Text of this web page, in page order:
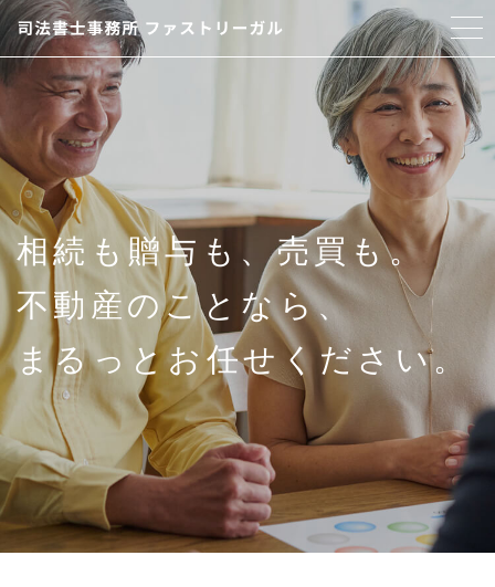
ホーム
事務所概要
サービス紹介
アクセス
お問い合わせ
CONTACT
初回相談は、無料です。
メールでの受付
お問い合わせフォーム
24時間受付中
相続も贈与も、売買も。
不動産のことなら、
まるっとお任せください。